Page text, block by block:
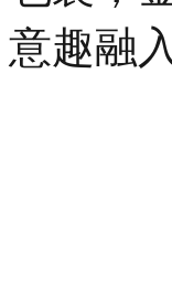
意趣融